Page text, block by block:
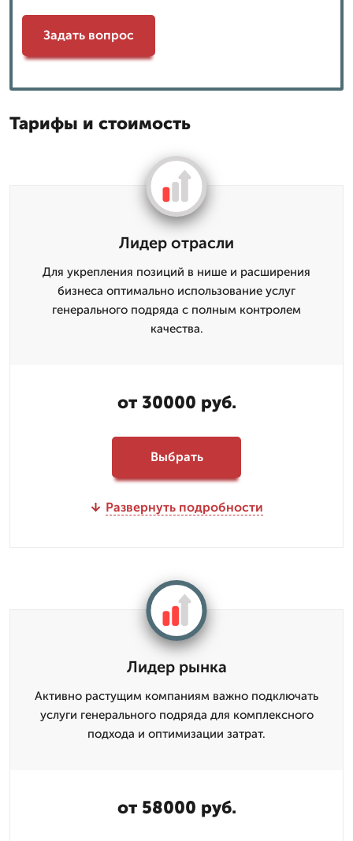
Задать вопрос
Тарифы и стоимость
Лидер отрасли
Для укрепления позиций в нише и расширения
бизнеса оптимально использование услуг
генерального подряда с полным контролем
качества.
от 30000 руб.
Выбрать
Развернуть подробности
Лидер рынка
Активно растущим компаниям важно подключать
услуги генерального подряда для комплексного
подхода и оптимизации затрат.
от 58000 руб.